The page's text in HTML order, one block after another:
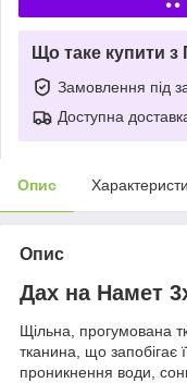
Що таке купити
Замовлення під
Доступна
Опис
Опис
Дах на Намет
Щільна, прогумована
тканина, що запобігає
проникнення води,